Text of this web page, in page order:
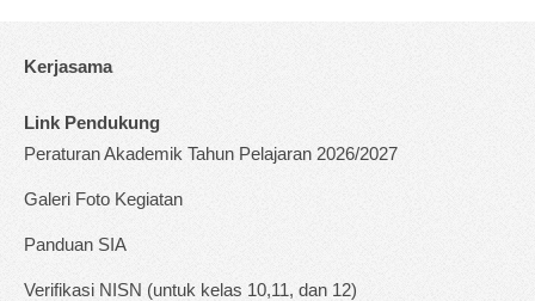
Kerjasama
Link Pendukung
Peraturan Akademik Tahun Pelajaran 2026/2027
Galeri Foto Kegiatan
Panduan SIA
Verifikasi NISN (untuk kelas 10,11, dan 12)